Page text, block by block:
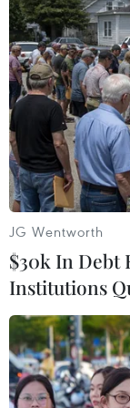
“Suy giảm
quá trình lão
khiến cơ
Giữ ấm
JG Wentworth
$30k In Debt
Institutions